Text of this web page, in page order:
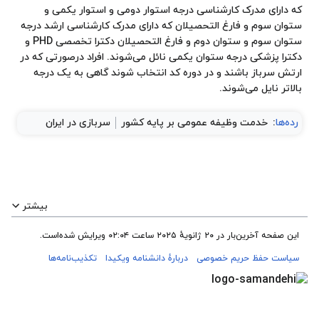
که دارای مدرک کارشناسی درجه استوار دومی و استوار یکمی و
ستوان سوم و فارغ التحصیلان که دارای مدرک کارشناسی ارشد درجه
ستوان سوم و ستوان دوم و فارغ التحصیلان دکترا تخصصی PHD و
دکترا پزشکی درجه ستوان یکمی نائل می‌شوند. افراد درصورتی که در
ارتش سرباز باشند و در دوره کد انتخاب شوند گاهی به یک درجه
بالاتر نایل می‌شوند.
رده‌ها: خدمت وظیفه عمومی بر پایه کشور سربازی در ایران
بیشتر
این صفحه آخرین‌بار در ‏۲۰ ژانویهٔ ۲۰۲۵ ساعت ‏۰۲:۰۴ ویرایش شده‌است.
سیاست حفظ حریم خصوصی
دربارهٔ دانشنامه ویکیدا تکذیب‌نامه‌ها